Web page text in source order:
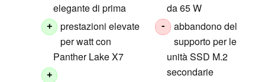
elegante di prima
+
prestazioni elevate
per watt con
Panther Lake X7
+
da 65 W
-
abbandono del
supporto per le
unità SSD M.2
secondarie